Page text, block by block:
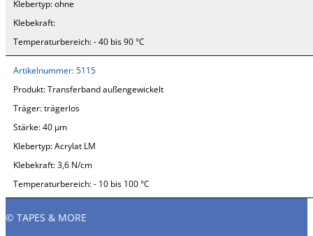
Klebertyp:ohne
Klebekraft:
Temperaturbereich:- 40 bis 90 °C
Artikelnummer: 5115
Produkt:Transferband außengewickelt
Träger:trägerlos
Stärke:40 µm
Klebertyp:Acrylat LM
Klebekraft:3,6 N/cm
Temperaturbereich:- 10 bis 100 °C
© TAPES & MORE